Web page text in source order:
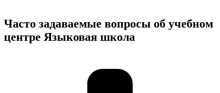
Часто задаваемые вопросы об учебном
центре Языковая школа